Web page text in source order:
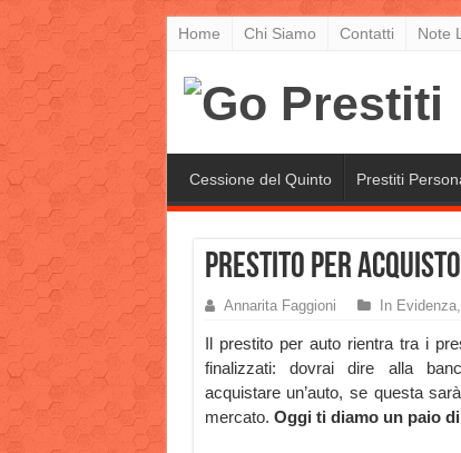
Home Chi Siamo Contatti Note
Cessione del Quinto Prestiti
Prestito per
Annarita Faggioni In Evidenza,
Il prestito per auto rientra tra i
finalizzati: dovrai dire alla
acquistare un’auto, se questa
mercato. Oggi ti diamo un paio